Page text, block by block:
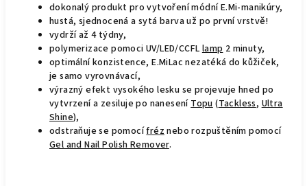
dokonalý produkt pro vytvoření módní E.Mi-manikúry,
hustá, sjednocená a sytá barva už po první vrstvě!
vydrží až 4 týdny,
polymerizace pomoci UV/LED/CCFLlamp2 minuty,
optimální konzistence, E.MiLac nezatéká do kůžiček,
je samo vyrovnávací,
výrazný efekt vysokého lesku se projevuje hned po
vytvrzení a zesiluje po naneseníTopu(Tackless,Ultra
Shine),
odstraňuje se pomocífréznebo rozpuštěním pomocí
Gel and Nail Polish Remover.